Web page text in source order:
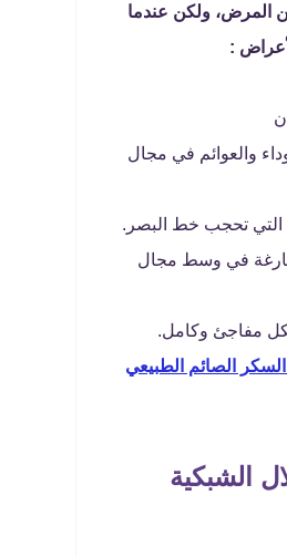
المرض، ولكن عندما
:
والعوائم في مجال
التي تحجب خط البصر.
في وسط مجال
مفاجئ وكامل.
الصائم الطبيعي
الشبكية